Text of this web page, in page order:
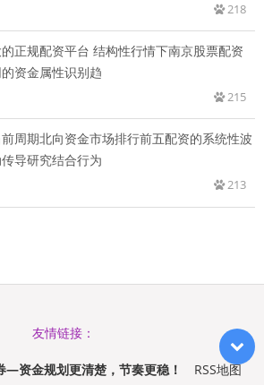
218
正规配资平台 结构性行情下南京股票配资
资金属性识别趋
215
周期北向资金市场排行前五配资的系统性波
导研究结合行为
213
友情链接：
—资金规划更清楚，节奏更稳！
RSS地图